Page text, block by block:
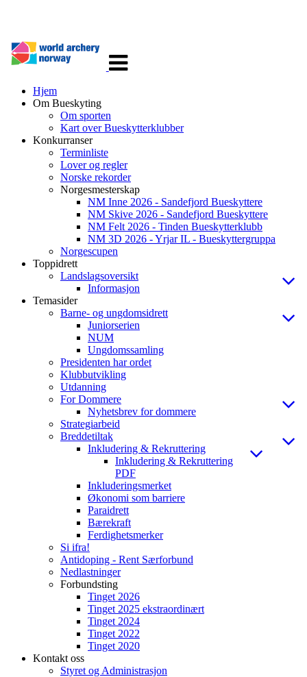
navigasjon
Hjem
Om Bueskyting
Om sporten
Kart over Bueskytterklubber
Konkurranser
Terminliste
Lover og regler
Norske rekorder
Norgesmesterskap
NM Inne 2026 - Sandefjord Bueskyttere
NM Skive 2026 - Sandefjord Bueskyttere
NM Felt 2026 - Tinden Bueskytterklubb
NM 3D 2026 - Yrjar IL - Bueskyttergruppa
Norgescupen
Toppidrett
Landslagsoversikt
Informasjon
Temasider
Barne- og ungdomsidrett
Juniorserien
NUM
Ungdomssamling
Presidenten har ordet
Klubbutvikling
Utdanning
For Dommere
Nyhetsbrev for dommere
Strategiarbeid
Breddetiltak
Inkludering & Rekruttering
Inkludering & Rekruttering
PDF
Inkluderingsmerket
Økonomi som barriere
Paraidrett
Bærekraft
Ferdighetsmerker
Si ifra!
Antidoping - Rent Særforbund
Nedlastninger
Forbundsting
Tinget 2026
Tinget 2025 ekstraordinært
Tinget 2024
Tinget 2022
Tinget 2020
Kontakt oss
Styret og Administrasjon